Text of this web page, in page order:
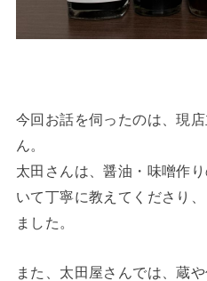
今回お話を伺ったのは、現
ん。
太田さんは、醤油・味噌作
いて丁寧に教えてくださり
ました。
また、太田屋さんでは、蔵